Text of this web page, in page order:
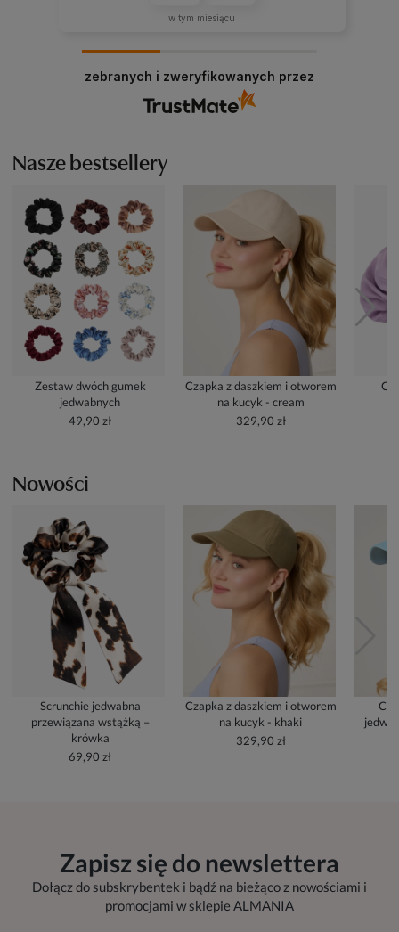
w tym miesiącu
zebranych i zweryfikowanych przez
Nasze bestsellery
Zestaw dwóch gumek
jedwabnych
49,90 zł
Czapka z daszkiem i otworem
na kucyk - cream
329,90 zł
Nowości
Scrunchie jedwabna
przewiązana wstążką –
krówka
69,90 zł
Czapka z daszkiem i otworem
na kucyk - khaki
329,90 zł
Zapisz się do newslettera
Dołącz do subskrybentek i bądź na bieżąco z nowościami i
promocjami w sklepie ALMANIA